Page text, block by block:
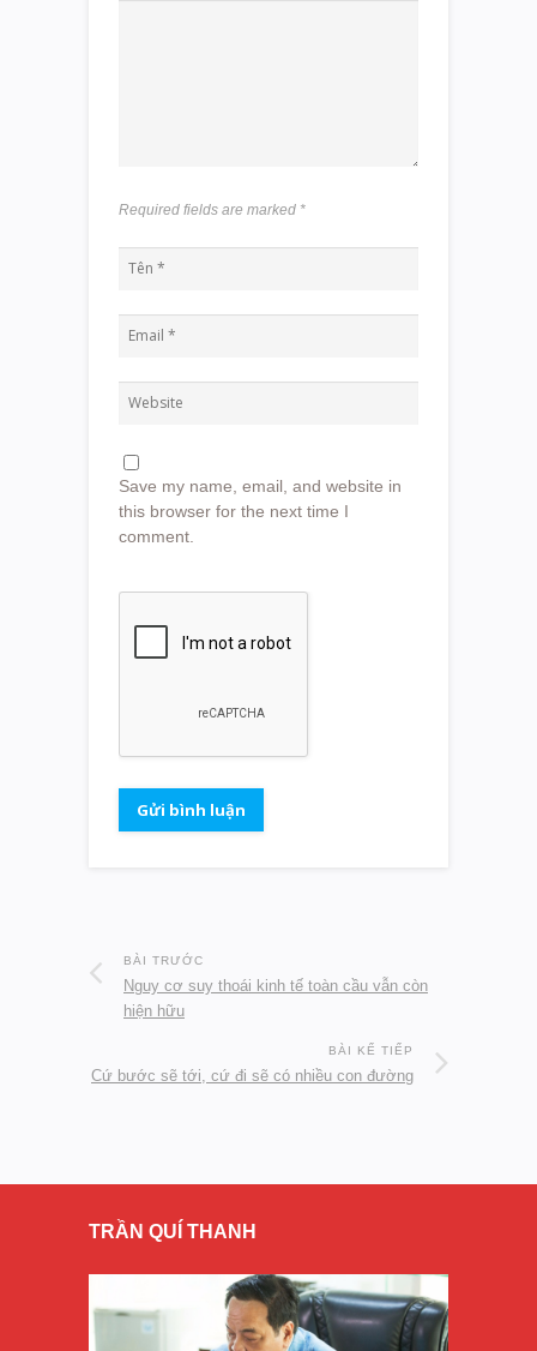
Required fields are marked *
Save my name, email, and website in
this browser for the next time I
comment.
BÀI TRƯỚC
Nguy cơ suy thoái kinh tế toàn cầu vẫn còn
hiện hữu
BÀI KẾ TIẾP
Cứ bước sẽ tới, cứ đi sẽ có nhiều con đường
TRẦN QUÍ THANH